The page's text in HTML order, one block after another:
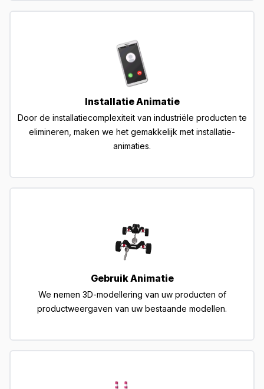
Installatie Animatie
Door de installatiecomplexiteit van industriële producten te
elimineren, maken we het gemakkelijk met installatie-
animaties.
Gebruik Animatie
We nemen 3D-modellering van uw producten of
productweergaven van uw bestaande modellen.